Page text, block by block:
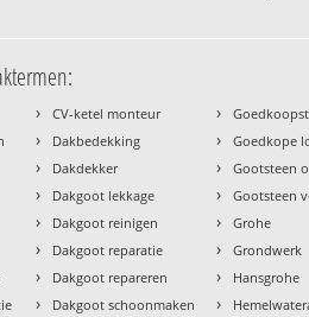
› CV-ketel monteur
› Dakbedekking
› Dakdekker
› Dakgoot lekkage
› Dakgoot reinigen
› Dakgoot reparatie
› Dakgoot repareren
› Dakgoot schoonmaken
›
› Goedkope
› Gootsteen
› Gootsteen
› Grohe
› Grondwerk
› Hansgrohe
›